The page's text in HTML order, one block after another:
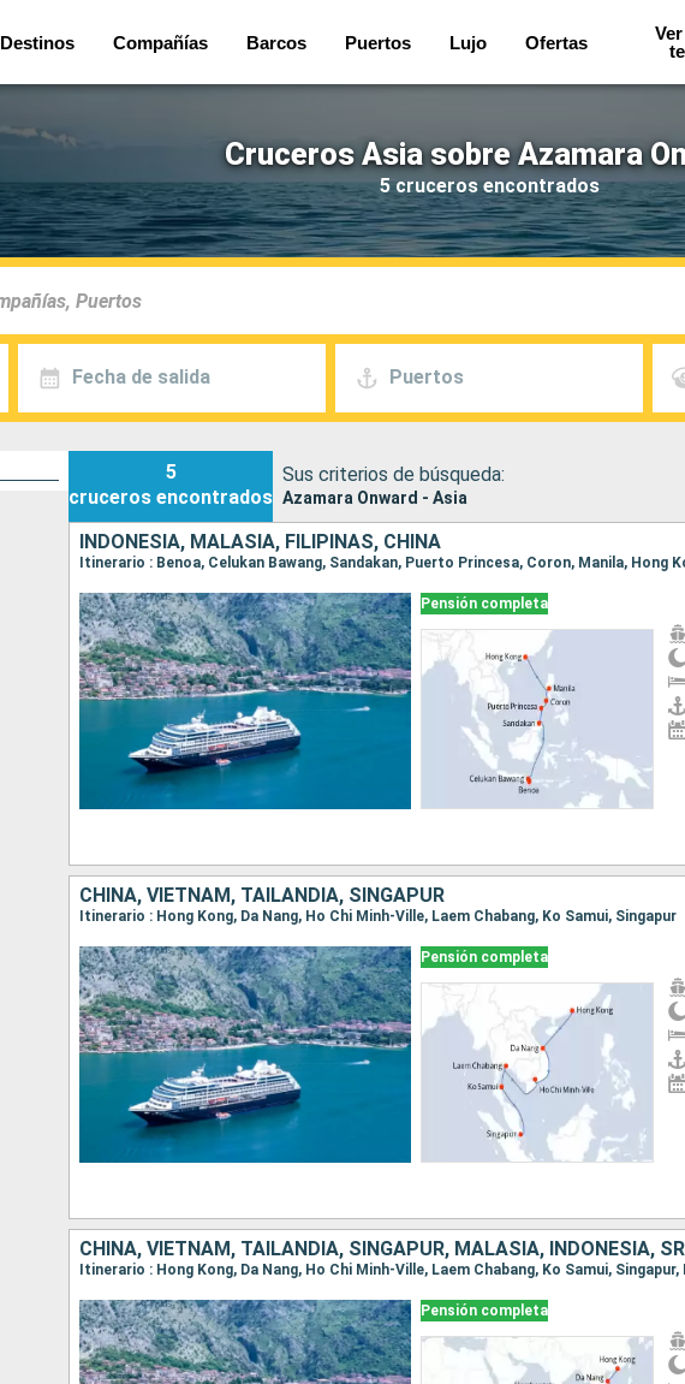
Destinos Compañías Barcos Puertos Lujo Ofertas
Cruceros Asia sobre Azamara
5 cruceros encontrados
Fecha de salida Puertos
5
cruceros encontrados
Sus criterios de búsqueda:
Azamara Onward - Asia
INDONESIA, MALASIA, FILIPINAS, CHINA
Itinerario : Benoa, Celukan Bawang, Sandakan, Puerto Princesa, Coron, Manila, Hong
Pensión completa
CHINA, VIETNAM, TAILANDIA, SINGAPUR
Itinerario : Hong Kong, Da Nang, Ho Chi Minh-Ville, Laem Chabang, Ko Samui, Singapur
Pensión completa
Pensión completa